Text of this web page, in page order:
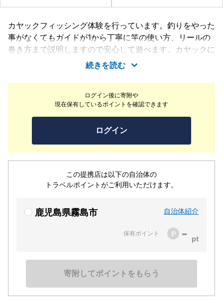
ログイン後に寄附や
現在保有しているポイントを確認できます
ログイン
この提携店は以下の自治体の
トラベルポイントがご利用いただけます。
鹿児島県霧島市 自治体紹介
保有ポイント -
寄附してポイントをもらう
カヤックフィッシング体験を行っています。釣りをやった
事がなくてもガイドが1から丁寧に竿の使い方、リールの
巻き方まで説明しますので安心して遊べます。カヤックに
魚群探知機がついているのでそちらを見ながら魚をさがし
ていただきます。自分で見つけて釣れた魚はとても嬉しい
です。天気の良い日は雄大な桜島がとても綺麗です。釣れ
た魚を持ち帰る際は別途1,000円にはなりますが簡易的な
クーラーBOXも用意しております。
続きを読む